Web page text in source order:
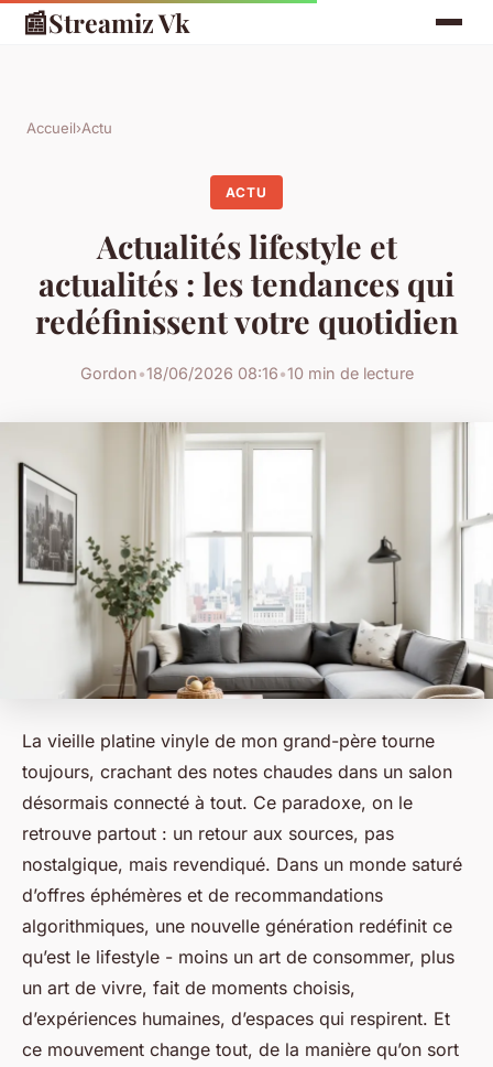
📰Streamiz Vk
Accueil›Actu
ACTU
Actualités lifestyle et
actualités : les tendances qui
redéfinissent votre quotidien
Gordon•18/06/2026 08:16•10 min de lecture
La vieille platine vinyle de mon grand-père tourne
toujours, crachant des notes chaudes dans un salon
désormais connecté à tout. Ce paradoxe, on le
retrouve partout : un retour aux sources, pas
nostalgique, mais revendiqué. Dans un monde saturé
d’offres éphémères et de recommandations
algorithmiques, une nouvelle génération redéfinit ce
qu’est le lifestyle - moins un art de consommer, plus
un art de vivre, fait de moments choisis,
d’expériences humaines, d’espaces qui respirent. Et
ce mouvement change tout, de la manière qu’on sort